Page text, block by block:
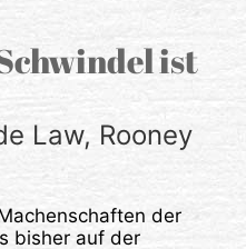
ist
Law, Rooney
der
bisher auf der